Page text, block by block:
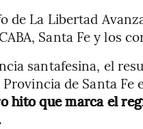
de La Libertad
Santa Fe y los
santafesina, el
de Santa
hito que marca el